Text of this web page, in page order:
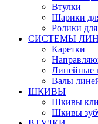
Втулки
Шарики
Ролики
СИСТЕМЫ
Каретки
Линейные
Валы
ШКИВЫ
Шкивы
Шкивы